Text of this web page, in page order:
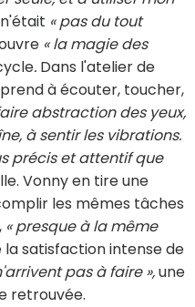
« pas du tout
« la magie des
. Dans l'atelier de
à écouter, toucher,
abstraction des yeux,
à sentir les vibrations.
précis et attentif que
Vonny en tire une
les mêmes tâches
« presque à la même
satisfaction intense de
pas à faire »,une
retrouvée.